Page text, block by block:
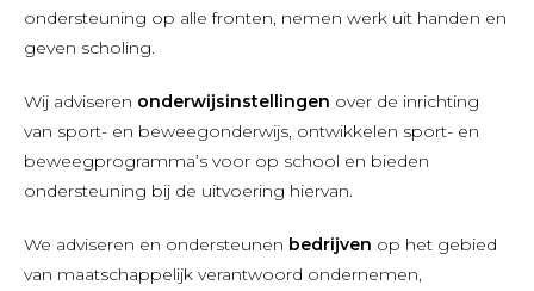
ondersteuning op alle fronten, nemen werk uit handen en
geven scholing.
Wij adviseren onderwijsinstellingen over de inrichting
van sport- en beweegonderwijs, ontwikkelen sport- en
beweegprogramma’s voor op school en bieden
ondersteuning bij de uitvoering hiervan.
We adviseren en ondersteunen bedrijven op het gebied
van maatschappelijk verantwoord ondernemen,